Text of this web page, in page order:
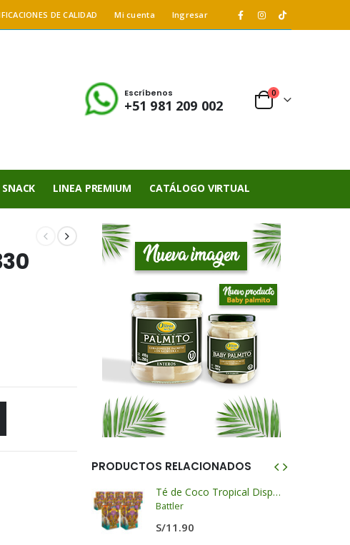
DE CALIDAD Mi cuenta Ingresar
Escríbenos
+51 981 209 002
0
SNACK LINEA PREMIUM CATÁLOGO VIRTUAL
PRODUCTOS RELACIONADOS
Té de Coco Tropical Display x 20 sobres x 2g c/u
Battler
S/11.90